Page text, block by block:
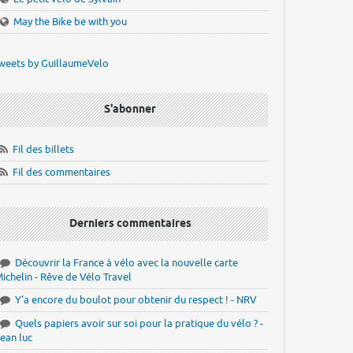
May the Bike be with you
by GuillaumeVelo
S'abonner
Fil des billets
Fil des commentaires
Derniers commentaires
Découvrir la France à vélo avec la nouvelle carte
- Rêve de Vélo Travel
Y'a encore du boulot pour obtenir du respect ! - NRV
Quels papiers avoir sur soi pour la pratique du vélo ? -
luc